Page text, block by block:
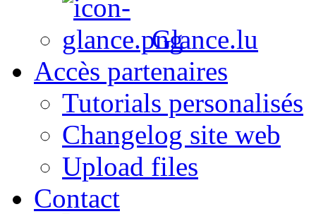
Glance.lu
Accès partenaires
Tutorials personalisés
Changelog site web
Upload files
Contact